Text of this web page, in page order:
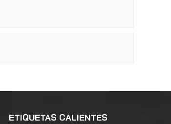
ETIQUETAS CALIENTES